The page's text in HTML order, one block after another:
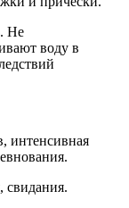
Не
воду в
интенсивная
свидания.